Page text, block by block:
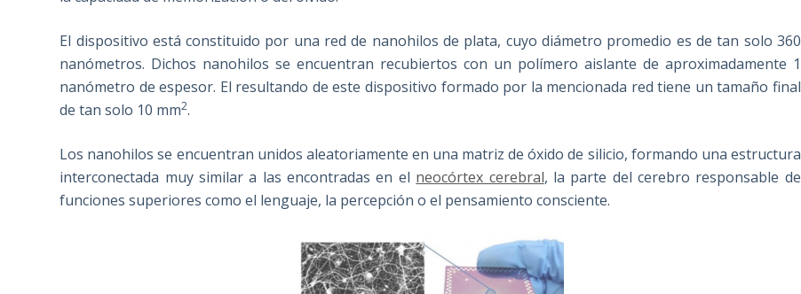
El dispositivo está constituido por una red de nanohilos de plata, cuyo diámetro promedio es de tan solo 360
nanómetros. Dichos nanohilos se encuentran recubiertos con un polímero aislante de aproximadamente 1
nanómetro de espesor. El resultando de este dispositivo formado por la mencionada red tiene un tamaño final
de tan solo 10 mm2.
Los nanohilos se encuentran unidos aleatoriamente en una matriz de óxido de silicio, formando una estructura
interconectada muy similar a las encontradas en el neocórtex cerebral, la parte del cerebro responsable de
funciones superiores como el lenguaje, la percepción o el pensamiento consciente.